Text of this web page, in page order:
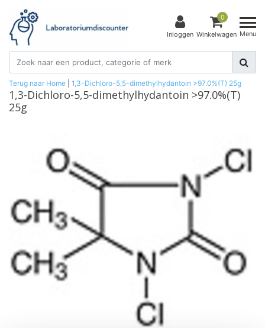
Inloggen
0
Winkelwagen Menu
Terug naar Home 1,3-Dichloro-5,5-dimethylhydantoin >97.0%(T) 25g
1,3-Dichloro-5,5-dimethylhydantoin >97.0%(T)
25g